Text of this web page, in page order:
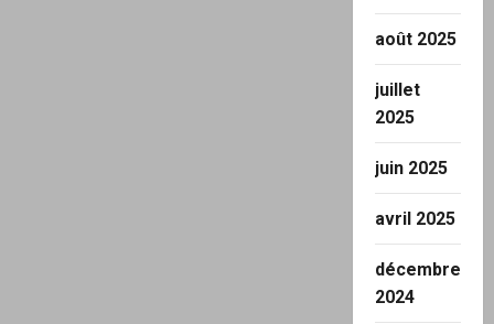
août 2025
juillet
2025
juin 2025
avril 2025
décembre
2024